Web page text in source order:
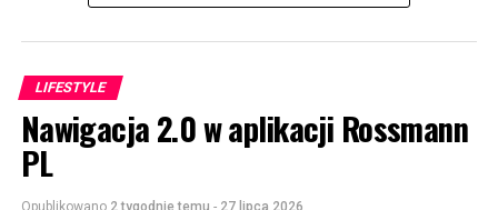
LIFESTYLE
Nawigacja 2.0 w aplikacji Rossmann
PL
Opublikowano 2 tygodnie temu - 27 lipca 2026